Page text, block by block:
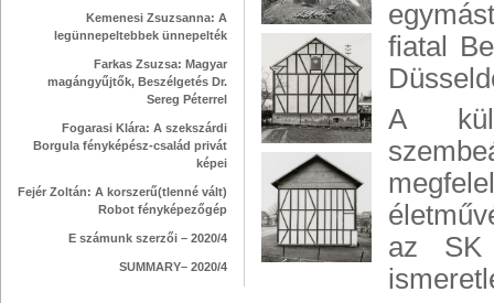
Kemenesi Zsuzsanna: A
legünnepeltebbek ünnepelték
Farkas Zsuzsa: Magyar
magángyűjtők, Beszélgetés Dr.
Sereg Péterrel
Fogarasi Klára: A szekszárdi
Borgula fényképész-család privát
képei
Fejér Zoltán: A korszerű(tlenné vált)
Robot fényképezőgép
E számunk szerzői – 2020/4
SUMMARY– 2020/4
fiatal
A
az SK